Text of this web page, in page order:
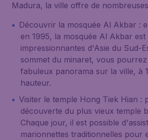
Madura, la ville offre de
Découvrir la mosquée Al Akbar :
en 1995, la mosquée Al Akbar
impressionnantes d'Asie du Sud-
sommet du minaret, vous
fabuleux panorama sur la ville, à
hauteur.
Visiter le temple Hong Tiek Hian :
découverte du plus vieux temple
Chaque jour, il est possible
marionnettes traditionnelles pour